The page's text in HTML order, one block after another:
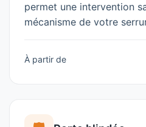
permet une intervention
mécanisme de votre
À partir de